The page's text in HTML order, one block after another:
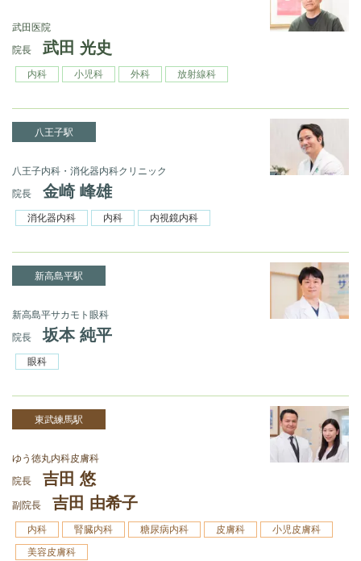
武田医院
院長
武田 光史
内科 小児科 外科 放射線科
八王子駅
八王子内科・消化器内科クリニック
院長
金崎 峰雄
消化器内科 内科 内視鏡内科
新高島平駅
新高島平サカモト眼科
院長
坂本 純平
眼科
東武練馬駅
ゆう徳丸内科皮膚科
院長
吉田 悠
副院長 吉田 由希子
内科 腎臓内科 糖尿病内科 皮膚科
小児皮膚科
美容皮膚科